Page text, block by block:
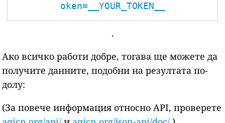
oken=__YOUR_TOKEN__
.
Ако всичко работи добре, тогава ще можете да
получите данните, подобни на резултата по-
долу:
(За повече информация относно API, проверете